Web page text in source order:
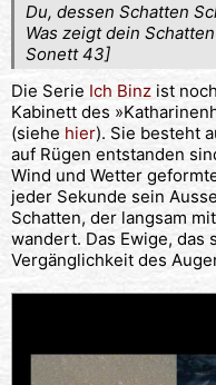
Du, dessen Schatten
Was zeigt dein
Sonett 43]
Die Serie Ich Binz ist
Kabinett des
(siehe hier). Sie besteht
auf Rügen entstanden
Wind und Wetter
jeder Sekunde sein
Schatten, der langsam
wandert. Das Ewige, das
Vergänglichkeit des